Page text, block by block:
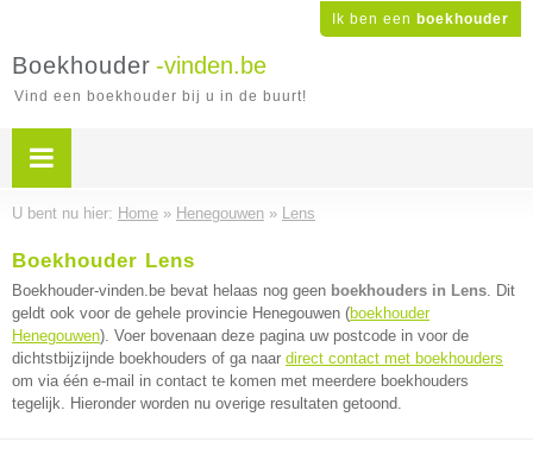
Ik ben een boekhouder
Boekhouder -vinden.be
Vind een boekhouder bij u in de buurt!
U bent nu hier: Home » Henegouwen » Lens
Boekhouder Lens
Boekhouder-vinden.be bevat helaas nog geen boekhouders in Lens. Dit
geldt ook voor de gehele provincie Henegouwen (boekhouder
Henegouwen). Voer bovenaan deze pagina uw postcode in voor de
dichtstbijzijnde boekhouders of ga naar direct contact met boekhouders
om via één e-mail in contact te komen met meerdere boekhouders
tegelijk. Hieronder worden nu overige resultaten getoond.